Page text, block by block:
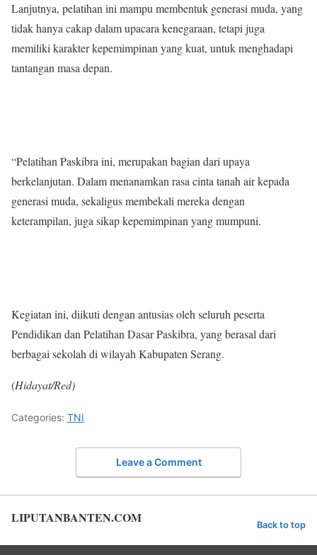
Lanjutnya, pelatihan ini mampu membentuk generasi muda, yang
tidak hanya cakap dalam upacara kenegaraan, tetapi juga
memiliki karakter kepemimpinan yang kuat, untuk menghadapi
tantangan masa depan.
“Pelatihan Paskibra ini, merupakan bagian dari upaya
berkelanjutan. Dalam menanamkan rasa cinta tanah air kepada
generasi muda, sekaligus membekali mereka dengan
keterampilan, juga sikap kepemimpinan yang mumpuni.
Kegiatan ini, diikuti dengan antusias oleh seluruh peserta
Pendidikan dan Pelatihan Dasar Paskibra, yang berasal dari
berbagai sekolah di wilayah Kabupaten Serang.
(Hidayat/Red)
Categories: TNI
Leave a Comment
LIPUTANBANTEN.COM Back to top